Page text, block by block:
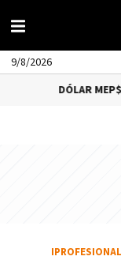
9/8/2026
DÓLAR MEP$1,510.79
IPROFESIONAL